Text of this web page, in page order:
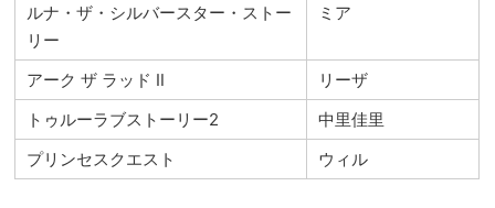
ルナ・ザ・シルバースター・ストー
リー
ミア
アーク ザ ラッド Ⅱ
リーザ
トゥルーラブストーリー2
中里佳里
プリンセスクエスト
ウィル